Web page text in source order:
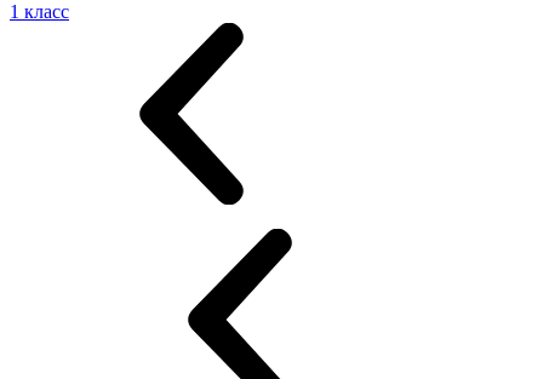
1 класс